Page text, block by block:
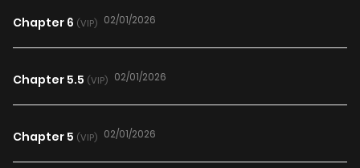
Chapter 6 (VIP) 02/01/2026
Chapter 5.5 (VIP) 02/01/2026
Chapter 5 (VIP) 02/01/2026